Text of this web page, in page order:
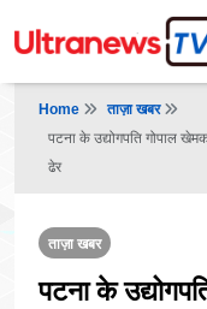
Home
ताज़ा खबर
पटना के उद्योगपति गोपाल
ढेर
ताज़ा खबर
पटना के